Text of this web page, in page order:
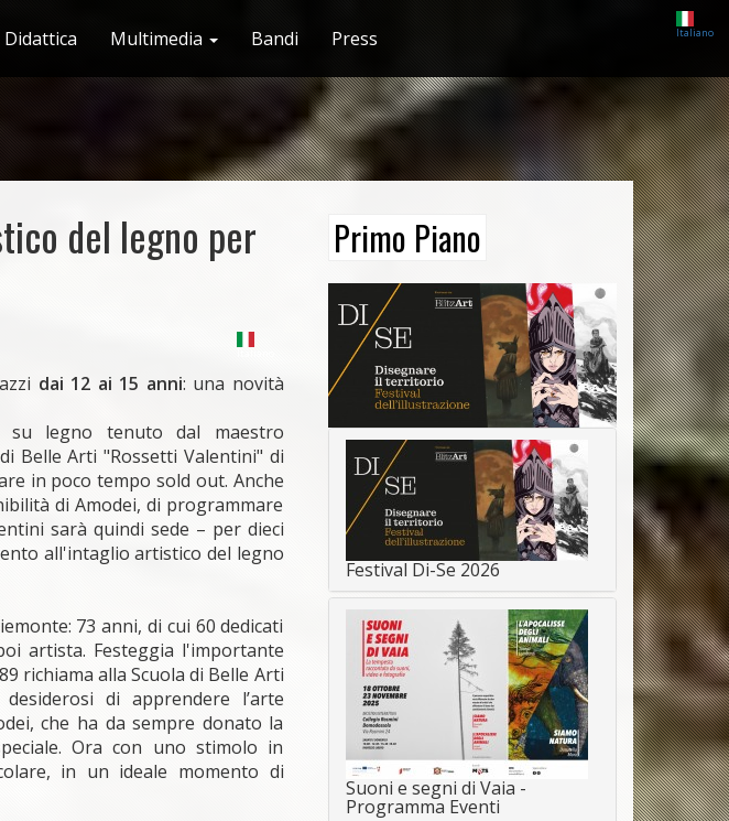
Didattica Multimedia Bandi Press Italiano
del legno per
dai 12 ai 15 anni: una novità
legno tenuto dal maestro
Belle Arti "Rossetti Valentini" di
in poco tempo sold out. Anche
di Amodei, di programmare
sarà quindi sede – per dieci
all'intaglio artistico del legno
73 anni, di cui 60 dedicati
artista. Festeggia l'importante
richiama alla Scuola di Belle Arti
di apprendere l’arte
che ha da sempre donato la
Ora con uno stimolo in
in un ideale momento di
Primo Piano
Festival Di-Se 2026
Suoni e segni di Vaia -
Programma Eventi